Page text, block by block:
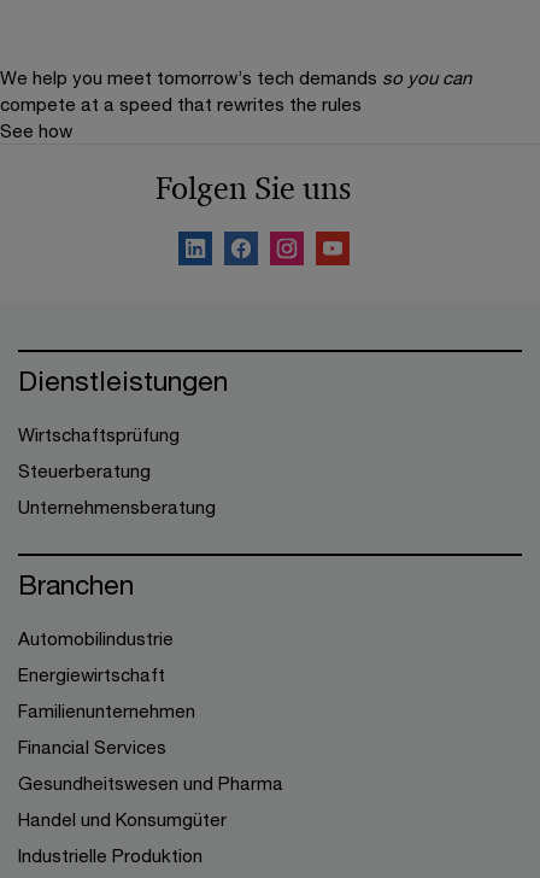
We help you meet tomorrow’s tech demands so you can
compete at a speed that rewrites the rules
See how
Folgen Sie uns
Dienstleistungen
Wirtschaftsprüfung
Steuerberatung
Unternehmensberatung
Branchen
Automobilindustrie
Energiewirtschaft
Familienunternehmen
Financial Services
Gesundheitswesen und Pharma
Handel und Konsumgüter
Industrielle Produktion